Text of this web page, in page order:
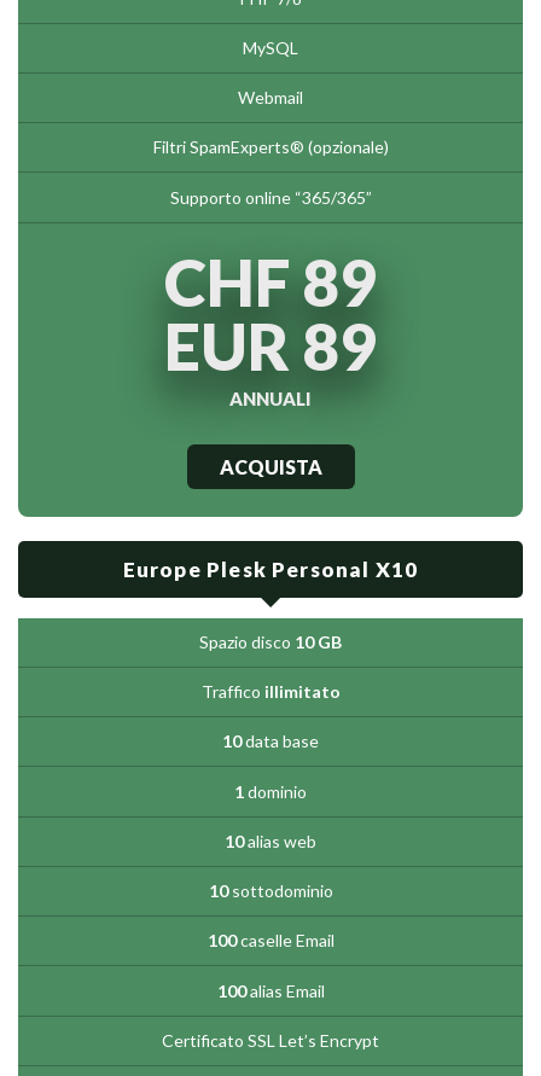
MySQL
Webmail
Filtri SpamExperts® (opzionale)
Supporto online “365/365”
CHF 89
EUR 89
ANNUALI
ACQUISTA
Europe Plesk Personal X10
Spazio disco 10 GB
Traffico illimitato
10data base
1dominio
10alias web
10sottodominio
100caselle Email
100alias Email
Certificato SSL Let’s Encrypt